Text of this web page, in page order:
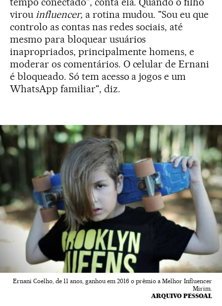
virou influencer, a rotina mudou. "Sou eu que
controlo as contas nas redes sociais, até
mesmo para bloquear usuários
inapropriados, principalmente homens, e
moderar os comentários. O celular de Ernani
é bloqueado. Só tem acesso a jogos e um
WhatsApp familiar", diz.
Ernani Coelho, de 11 anos, ganhou em 2016 o prêmio a Melhor Influencer
Mirim.
ARQUIVO PESSOAL